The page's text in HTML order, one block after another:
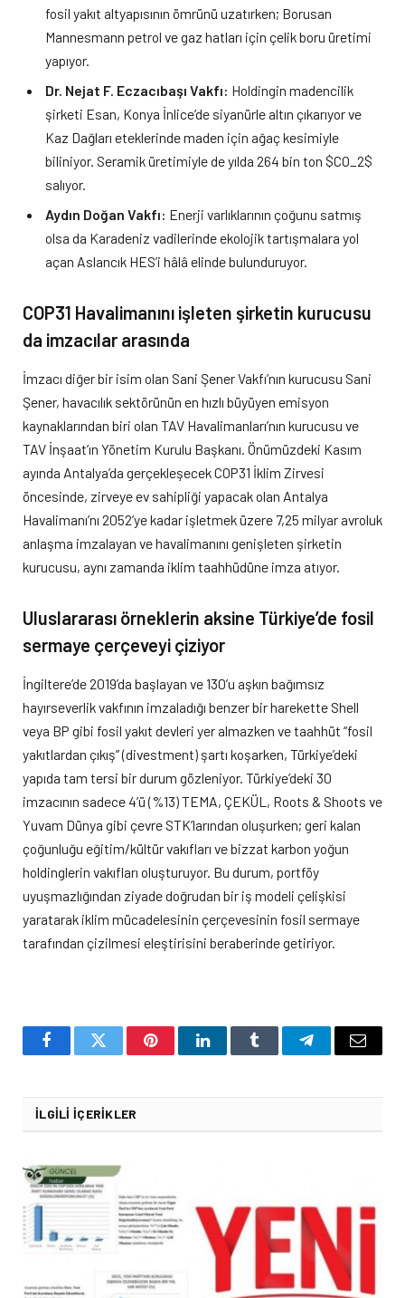
fosil yakıt altyapısının ömrünü uzatırken; Borusan
Mannesmann petrol ve gaz hatları için çelik boru üretimi
yapıyor.
Dr. Nejat F. Eczacıbaşı Vakfı: Holdingin madencilik
şirketi Esan, Konya İnlice’de siyanürle altın çıkarıyor ve
Kaz Dağları eteklerinde maden için ağaç kesimiyle
biliniyor. Seramik üretimiyle de yılda 264 bin ton $CO_2$
salıyor.
Aydın Doğan Vakfı: Enerji varlıklarının çoğunu satmış
olsa da Karadeniz vadilerinde ekolojik tartışmalara yol
açan Aslancık HES’i hâlâ elinde bulunduruyor.
COP31 Havalimanını işleten şirketin kurucusu
da imzacılar arasında
İmzacı diğer bir isim olan Sani Şener Vakfı’nın kurucusu Sani
Şener, havacılık sektörünün en hızlı büyüyen emisyon
kaynaklarından biri olan TAV Havalimanları’nın kurucusu ve
TAV İnşaat’ın Yönetim Kurulu Başkanı. Önümüzdeki Kasım
ayında Antalya’da gerçekleşecek COP31 İklim Zirvesi
öncesinde, zirveye ev sahipliği yapacak olan Antalya
Havalimanı’nı 2052’ye kadar işletmek üzere 7,25 milyar avroluk
anlaşma imzalayan ve havalimanını genişleten şirketin
kurucusu, aynı zamanda iklim taahhüdüne imza atıyor.
Uluslararası örneklerin aksine Türkiye’de fosil
sermaye çerçeveyi çiziyor
İngiltere’de 2019’da başlayan ve 130’u aşkın bağımsız
hayırseverlik vakfının imzaladığı benzer bir harekette Shell
veya BP gibi fosil yakıt devleri yer almazken ve taahhüt “fosil
yakıtlardan çıkış” (divestment) şartı koşarken, Türkiye’deki
yapıda tam tersi bir durum gözleniyor. Türkiye’deki 30
imzacının sadece 4’ü (%13) TEMA, ÇEKÜL, Roots & Shoots ve
Yuvam Dünya gibi çevre STK’larından oluşurken; geri kalan
çoğunluğu eğitim/kültür vakıfları ve bizzat karbon yoğun
holdinglerin vakıfları oluşturuyor. Bu durum, portföy
uyuşmazlığından ziyade doğrudan bir iş modeli çelişkisi
yaratarak iklim mücadelesinin çerçevesinin fosil sermaye
tarafından çizilmesi eleştirisini beraberinde getiriyor.
FacebookTwitter PinterestLinkedInTumblr TelegramEmail
İLGILI İÇERIKLER